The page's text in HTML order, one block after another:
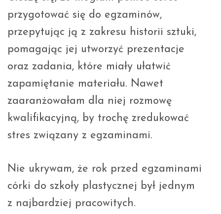
przygotować się do egzaminów,
przepytując ją z zakresu historii sztuki,
pomagając jej utworzyć prezentacje
oraz zadania, które miały ułatwić
zapamiętanie materiału. Nawet
zaaranżowałam dla niej rozmowę
kwalifikacyjną, by trochę zredukować
stres związany z egzaminami.
Nie ukrywam, że rok przed egzaminami
córki do szkoły plastycznej był jednym
z najbardziej pracowitych.